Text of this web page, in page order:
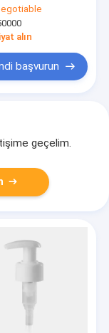
alın
başvurun
geçelim.